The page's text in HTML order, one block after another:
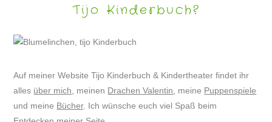
Tijo Kinderbuch?
Auf meiner Website Tijo Kinderbuch & Kindertheater findet ihr
alles über mich , meinen Drachen Valentin , meine Puppenspiele
und meine Bücher. Ich wünsche euch viel Spaß beim